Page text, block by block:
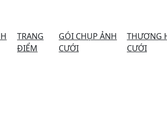
TRANG
ĐIỂM
GÓI CHỤP ẢNH
CƯỚI
THƯƠNG
CƯỚI